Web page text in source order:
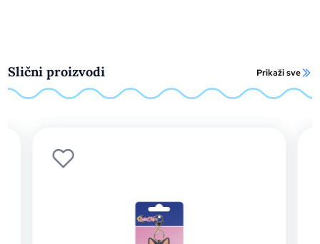
Slični proizvodi Prikaži sve